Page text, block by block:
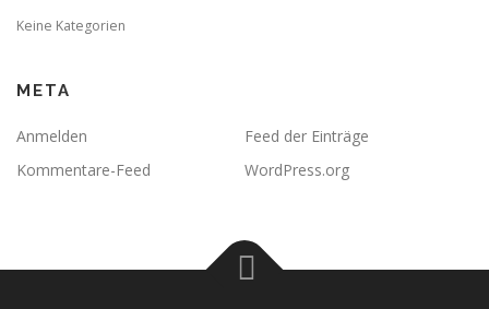
Keine Kategorien
META
Anmelden
Feed der Einträge
Kommentare-Feed
WordPress.org